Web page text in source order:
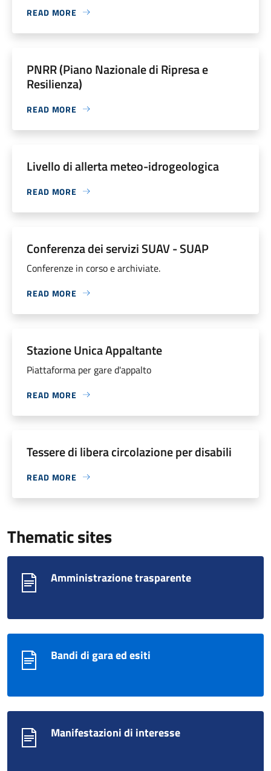
READ MORE
PNRR (Piano Nazionale di Ripresa e
Resilienza)
READ MORE
Livello di allerta meteo-idrogeologica
READ MORE
Conferenza dei servizi SUAV - SUAP
Conferenze in corso e archiviate.
READ MORE
Stazione Unica Appaltante
Piattaforma per gare d'appalto
READ MORE
Tessere di libera circolazione per disabili
READ MORE
Thematic sites
Amministrazione trasparente
Bandi di gara ed esiti
Manifestazioni di interesse